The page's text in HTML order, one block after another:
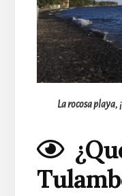
La rocosa playa,